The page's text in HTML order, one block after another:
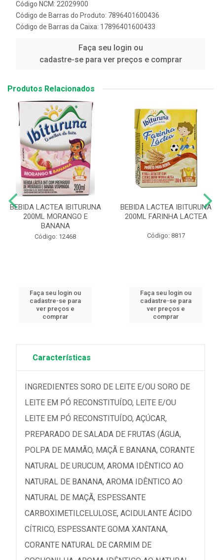
Código NCM: 22029900
Código de Barras do Produto: 7896401600436
Código de Barras da Caixa: 17896401600433
Faça seu login ou
cadastre-se para ver preços e comprar
Produtos Relacionados
BEBIDA LACTEA IBITURUNA
200ML MORANGO E
BANANA
Código: 12468
Faça seu login ou
cadastre-se para
ver preços e
comprar
BEBIDA LACTEA IBITURUNA
200ML FARINHA LACTEA
Código: 8817
Faça seu login ou
cadastre-se para
ver preços e
comprar
Características
INGREDIENTES SORO DE LEITE E/OU SORO DE
LEITE EM PÓ RECONSTITUÍDO, LEITE E/OU
LEITE EM PÓ RECONSTITUÍDO, AÇÚCAR,
PREPARADO DE SALADA DE FRUTAS (ÁGUA,
POLPA DE MAMÃO, MAÇÃ E BANANA, CORANTE
NATURAL DE URUCUM, AROMA IDÊNTICO AO
NATURAL DE BANANA, AROMA IDÊNTICO AO
NATURAL DE MAÇÃ, ESPESSANTE
CARBOXIMETILCELULOSE, ACIDULANTE ÁCIDO
CÍTRICO, ESPESSANTE GOMA XANTANA,
CORANTE NATURAL DE CARMIM DE